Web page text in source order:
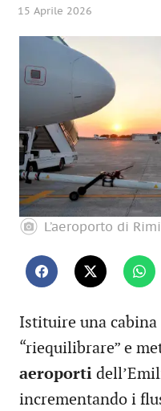
15 Aprile 2026
L’aeroporto di
Istituire una
“riequilibrare” e
aeroporti
incrementando i